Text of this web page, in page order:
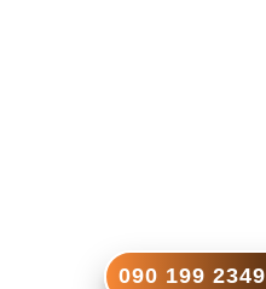
090 199 2349